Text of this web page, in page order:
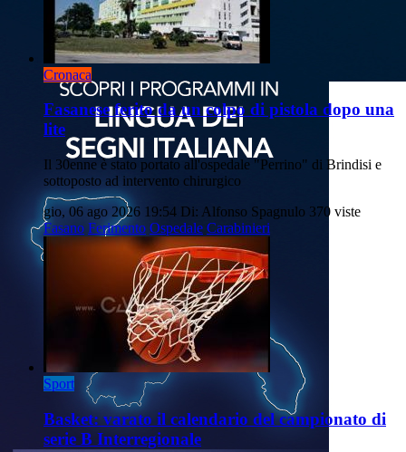
Cronaca
Fasanese ferito da un colpo di pistola dopo una
lite
Il 30enne è stato portato all'ospedale "Perrino" di Brindisi e
sottoposto ad intervento chirurgico
gio, 06 ago 2026 19:54 Di: Alfonso Spagnulo 370 viste
Fasano Ferimento Ospedale Carabinieri
Sport
Basket: varato il calendario del campionato di
serie B Interregionale